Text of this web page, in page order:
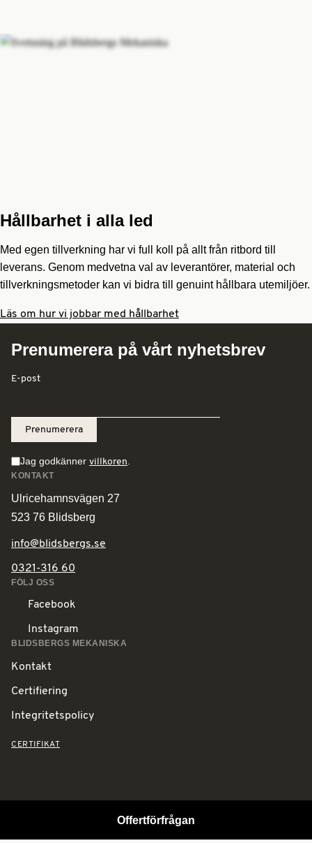
Offertförfrågan
Hållbarhet i alla led
Med egen tillverkning har vi full koll på allt från ritbord till
leverans. Genom medvetna val av leverantörer, material och
tillverkningsmetoder kan vi bidra till genuint hållbara utemiljöer.
Läs om hur vi jobbar med hållbarhet
KONTAKT
Ulricehamnsvägen 27
523 76 Blidsberg
info@blidsbergs.se
0321-316 60
FÖLJ OSS
Facebook
Instagram
BLIDSBERGS MEKANISKA
Kontakt
Certifiering
Integritetspolicy
Prenumerera på vårt nyhetsbrev
E-post
Jag godkänner villkoren
CERTIFIKAT
© Copyright 2026 Blidsbergs Mekaniska.All Rights Reserved.